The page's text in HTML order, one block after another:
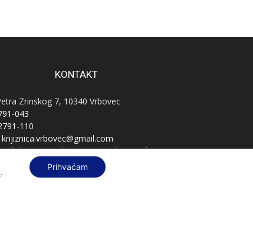
KONTAKT
Zrinskog 7, 10340 Vrbovec
043
110
knjiznica.vrbovec@gmail.com
knjiznica.vrbovec.ravnatelj@gmail.com
76589521396
.
Prihvaćam